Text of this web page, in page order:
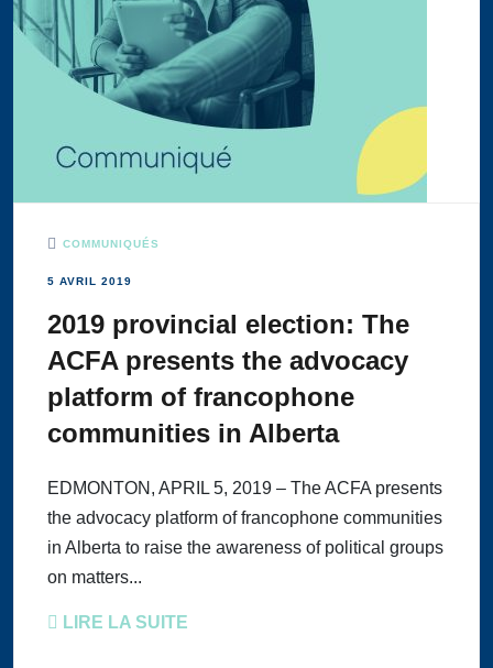
COMMUNIQUÉS
5 AVRIL 2019
2019 provincial election: The
ACFA presents the advocacy
platform of francophone
communities in Alberta
EDMONTON, APRIL 5, 2019 – The ACFA presents
the advocacy platform of francophone communities
in Alberta to raise the awareness of political groups
on matters...
LIRE LA SUITE